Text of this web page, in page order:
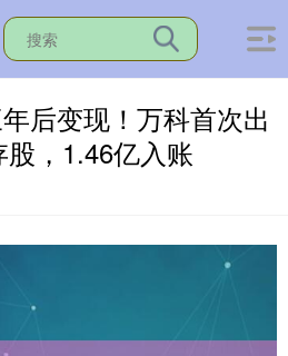
后变现！万科首次出
，1.46亿入账